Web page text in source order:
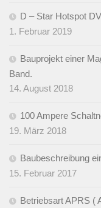
D – Star Hotspot
1. Februar 2019
Bauprojekt einer
Band.
14. August 2018
100 Ampere
19. März 2018
Baubeschreibung
15. Februar 2017
Betriebsart APRS (